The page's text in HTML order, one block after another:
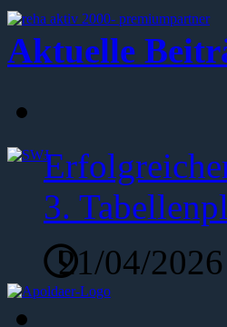
Aktuelle
3.
21/04/2026